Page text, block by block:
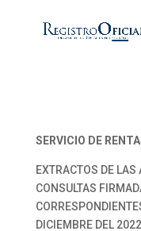
SERVICIO DE
EXTRACTOS DE
CONSULTAS
DICIEMBRE DEL 2022